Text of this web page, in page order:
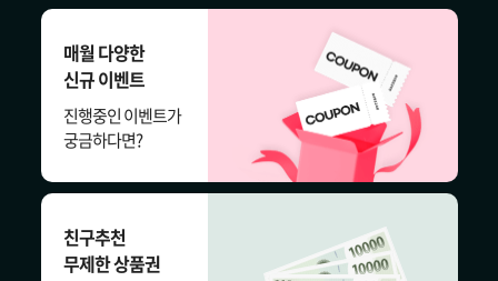
매월 다양한
신규 이벤트
진행중인 이벤트가
궁금하다면?
친구추천
무제한 상품권